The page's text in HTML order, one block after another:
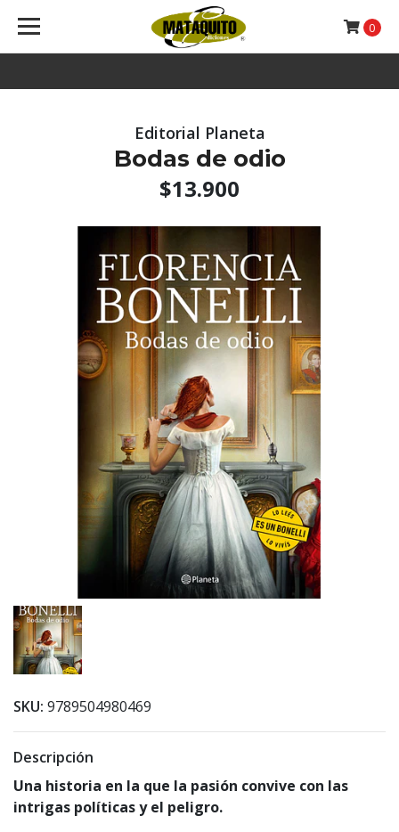
0
Editorial Planeta
Bodas de odio
$13.900
SKU: 9789504980469
Descripción
Una historia en la que la pasión convive con las
intrigas políticas y el peligro.